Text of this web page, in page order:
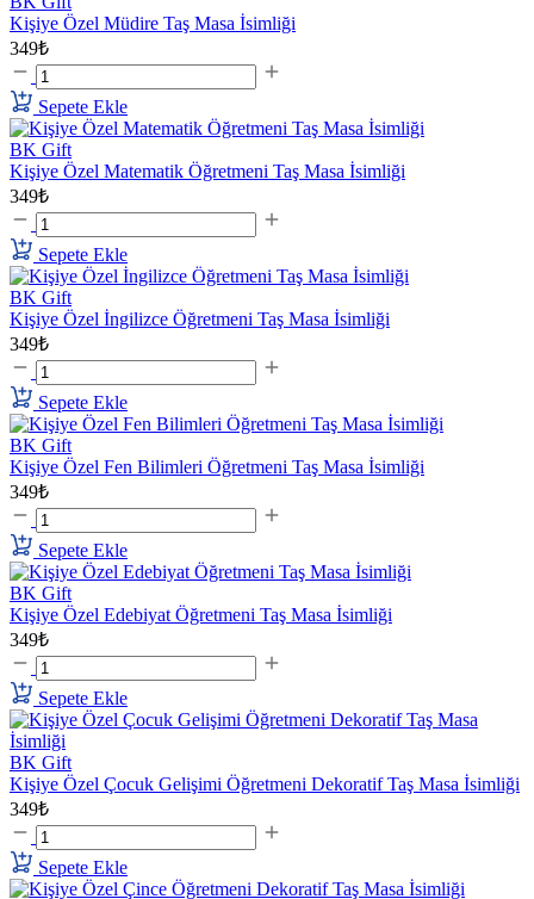
Kişiye Özel Müdire Taş Masa İsimliği
349₺
Sepete Ekle
BK Gift
Kişiye Özel Matematik Öğretmeni Taş Masa İsimliği
349₺
Sepete Ekle
BK Gift
Kişiye Özel İngilizce Öğretmeni Taş Masa İsimliği
349₺
Sepete Ekle
BK Gift
Kişiye Özel Fen Bilimleri Öğretmeni Taş Masa İsimliği
349₺
Sepete Ekle
BK Gift
Kişiye Özel Edebiyat Öğretmeni Taş Masa İsimliği
349₺
Sepete Ekle
BK Gift
Kişiye Özel Çocuk Gelişimi Öğretmeni Dekoratif Taş Masa İsimliği
349₺
Sepete Ekle